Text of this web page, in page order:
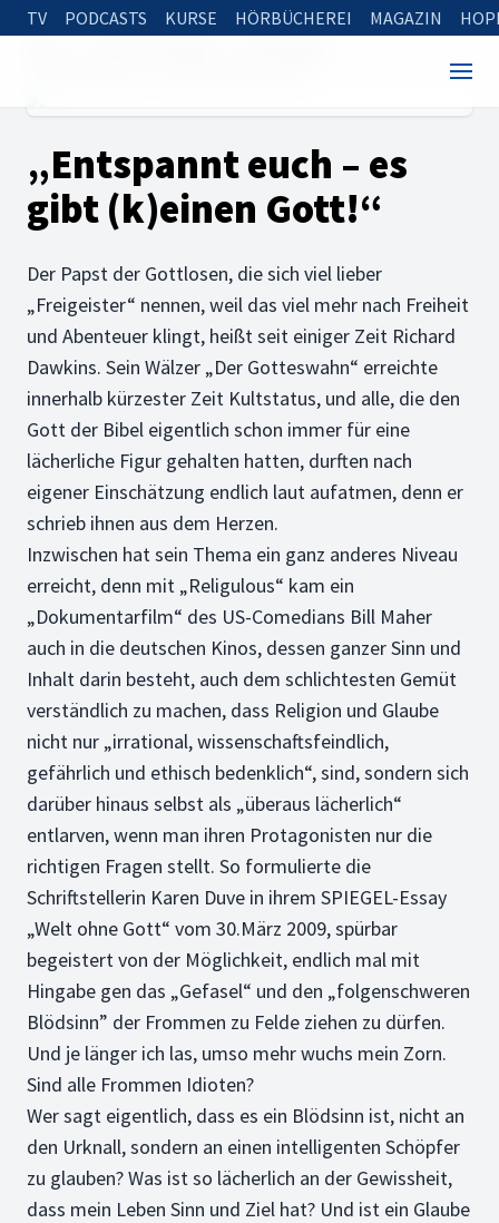
TV PODCASTS KURSE HÖRBÜCHEREI MAGAZIN
„Entspannt euch – es
gibt (k)einen Gott!“
Der Papst der Gottlosen, die sich viel lieber
„Freigeister“ nennen, weil das viel mehr nach Freiheit
und Abenteuer klingt, heißt seit einiger Zeit Richard
Dawkins. Sein Wälzer „Der Gotteswahn“ erreichte
innerhalb kürzester Zeit Kultstatus, und alle, die den
Gott der Bibel eigentlich schon immer für eine
lächerliche Figur gehalten hatten, durften nach
eigener Einschätzung endlich laut aufatmen, denn er
schrieb ihnen aus dem Herzen.
Inzwischen hat sein Thema ein ganz anderes Niveau
erreicht, denn mit „Religulous“ kam ein
„Dokumentarfilm“ des US-Comedians Bill Maher
auch in die deutschen Kinos, dessen ganzer Sinn und
Inhalt darin besteht, auch dem schlichtesten Gemüt
verständlich zu machen, dass Religion und Glaube
nicht nur „irrational, wissenschaftsfeindlich,
gefährlich und ethisch bedenklich“, sind, sondern sich
darüber hinaus selbst als „überaus lächerlich“
entlarven, wenn man ihren Protagonisten nur die
richtigen Fragen stellt. So formulierte die
Schriftstellerin Karen Duve in ihrem SPIEGEL-Essay
„Welt ohne Gott“ vom 30.März 2009, spürbar
begeistert von der Möglichkeit, endlich mal mit
Hingabe gen das „Gefasel“ und den „folgenschweren
Blödsinn” der Frommen zu Felde ziehen zu dürfen.
Und je länger ich las, umso mehr wuchs mein Zorn.
Sind alle Frommen Idioten?
Wer sagt eigentlich, dass es ein Blödsinn ist, nicht an
den Urknall, sondern an einen intelligenten Schöpfer
zu glauben? Was ist so lächerlich an der Gewissheit,
dass mein Leben Sinn und Ziel hat? Und ist ein Glaube